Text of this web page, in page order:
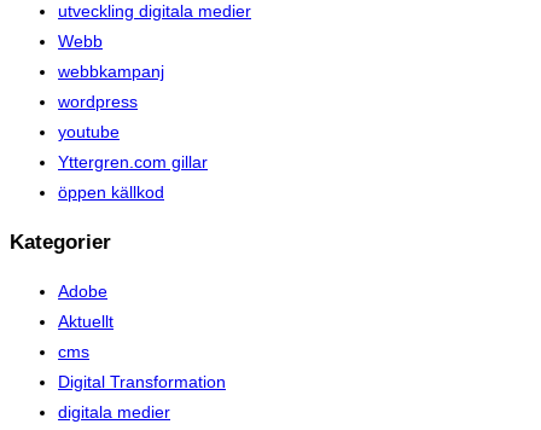
utveckling digitala medier
Webb
webbkampanj
wordpress
youtube
Yttergren.com gillar
öppen källkod
Kategorier
Adobe
Aktuellt
cms
Digital Transformation
digitala medier